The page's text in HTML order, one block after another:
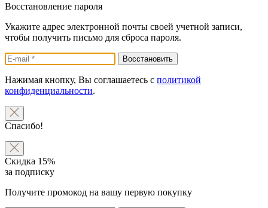
Восстановление пароля
Укажите адрес электронной почты своей учетной записи,
чтобы получить письмо для сброса пароля.
Нажимая кнопку, Вы соглашаетесь с политикой
конфиденциальности.
Спасибо!
Скидка 15%
за подписку
Получите промокод на вашу первую покупку